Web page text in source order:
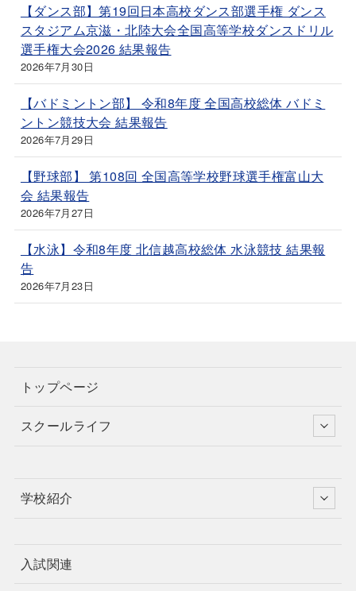
【ダンス部】第19回日本高校ダンス部選手権 ダンス
スタジアム京滋・北陸大会全国高等学校ダンスドリル
選手権大会2026 結果報告
2026年7月30日
【バドミントン部】 令和8年度 全国高校総体 バドミ
ントン競技大会 結果報告
2026年7月29日
【野球部】 第108回 全国高等学校野球選手権富山大
会 結果報告
2026年7月27日
【水泳】令和8年度 北信越高校総体 水泳競技 結果報
告
2026年7月23日
トップページ
スクールライフ
学校紹介
入試関連